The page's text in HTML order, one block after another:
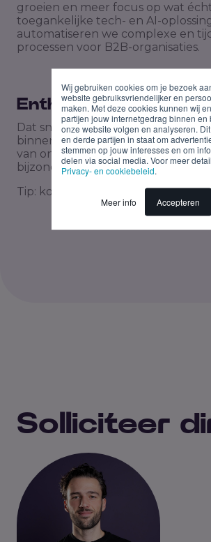
Wij gebruiken cookies om je bezoek
website gebruiksvriendelijker en
maken. Met deze cookies kunnen wij
partijen jouw internetgedrag binnen en
onze website volgen en analyseren.
en derde partijen in staat om
stemmen op jouw interesses en om
delen via social media. Voor meer
Privacy- en cookiebeleid
Meer info Accepteren
groeien en meer focus op wat
toegankelijke tech- en AI-
automatiseren we complexe en
processen voor B2B-organisaties.
Enthousiast?
Dat snappen we! Deel je cv en
binnen twee werkdagen na je
van ons. We zijn erg benieuwd
bijzonder maakt.
Tip: kort is de kunst, krachtig de
Solliciteer